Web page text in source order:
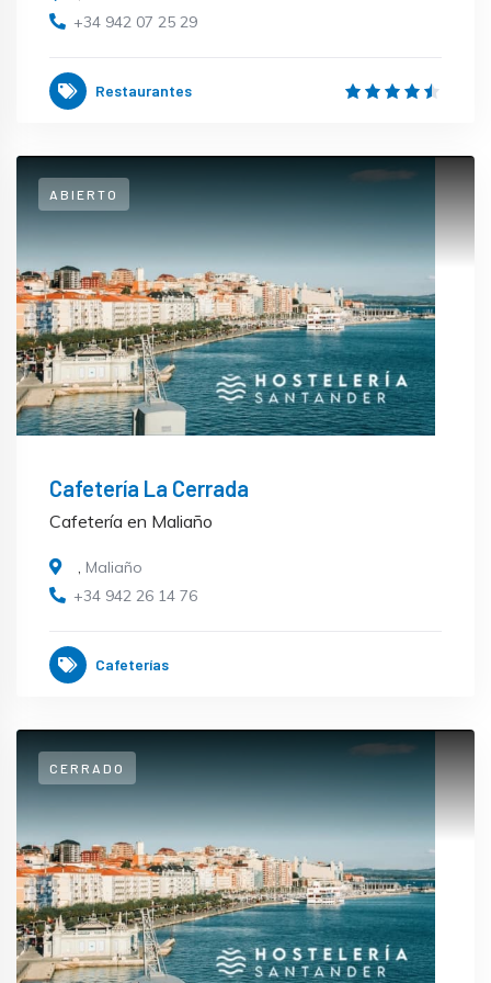
+34 942 07 25 29
Restaurantes
ABIERTO
Cafetería La Cerrada
Cafetería en Maliaño
, Maliaño
+34 942 26 14 76
Cafeterías
CERRADO